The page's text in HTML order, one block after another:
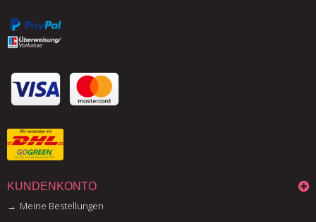
KUNDENKONTO
Meine Bestellungen